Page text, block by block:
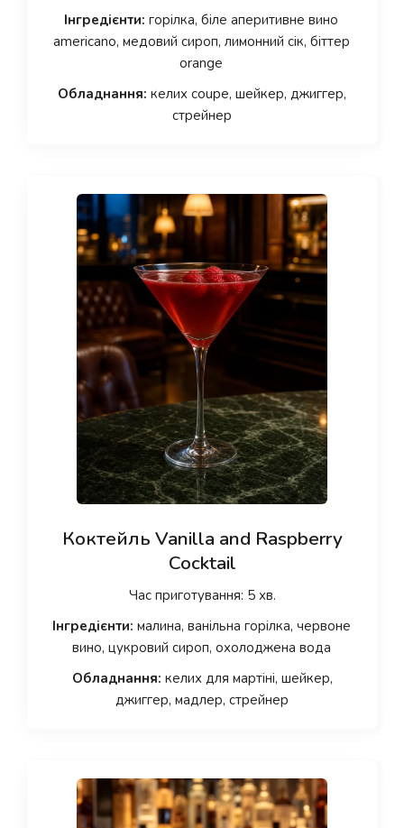
Інгредієнти: горілка, біле аперитивне вино
americano, медовий сироп, лимонний сік, біттер
orange
Обладнання: келих coupe, шейкер, джиггер,
стрейнер
Коктейль Vanilla and Raspberry
Cocktail
Час приготування: 5 хв.
Інгредієнти: малина, ванільна горілка, червоне
вино, цукровий сироп, охолоджена вода
Обладнання: келих для мартіні, шейкер,
джиггер, мадлер, стрейнер